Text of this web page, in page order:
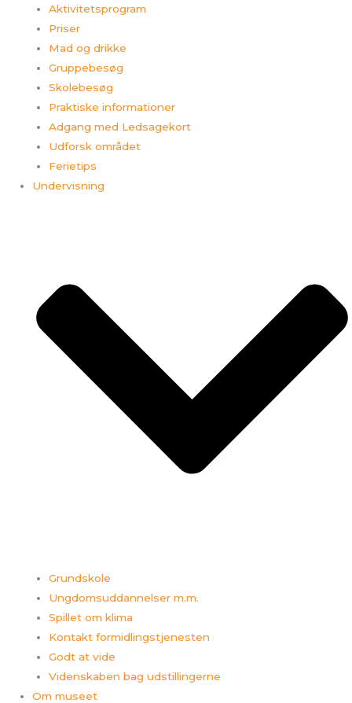
Aktivitetsprogram
Priser
Mad og drikke
Gruppebesøg
Skolebesøg
Praktiske informationer
Adgang med Ledsagekort
Udforsk området
Ferietips​
Undervisning
Grundskole
Ungdomsuddannelser m.m.
Spillet om klima
Kontakt formidlingstjenesten
Godt at vide
Videnskaben bag udstillingerne
Om museet